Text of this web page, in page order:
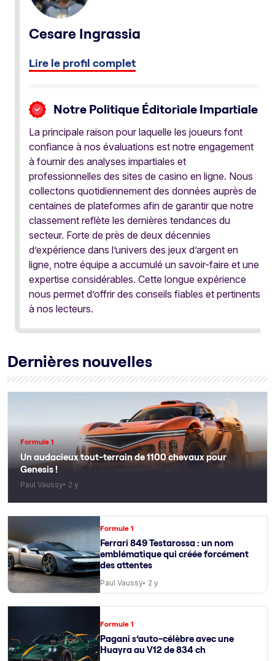
Cesare Ingrassia
Lire le profil complet
Notre Politique Éditoriale Impartiale
La principale raison pour laquelle les joueurs font
confiance à nos évaluations est notre engagement
à fournir des analyses impartiales et
professionnelles des sites de casino en ligne. Nous
collectons quotidiennement des données auprès de
centaines de plateformes afin de garantir que notre
classement reflète les dernières tendances du
secteur. Forte de près de deux décennies
d’expérience dans l’univers des jeux d’argent en
ligne, notre équipe a accumulé un savoir-faire et une
expertise considérables. Cette longue expérience
nous permet d’offrir des conseils fiables et pertinents
à nos lecteurs.
Dernières nouvelles
Formule 1
Un audacieux tout-terrain de 1100 chevaux pour
Genesis !
Paul Vaussy 2 y
Formule 1
Ferrari 849 Testarossa : un nom
emblématique qui créée forcément
des attentes
Paul Vaussy 2 y
Formule 1
Pagani s’auto-célèbre avec une
Huayra au V12 de 834 ch